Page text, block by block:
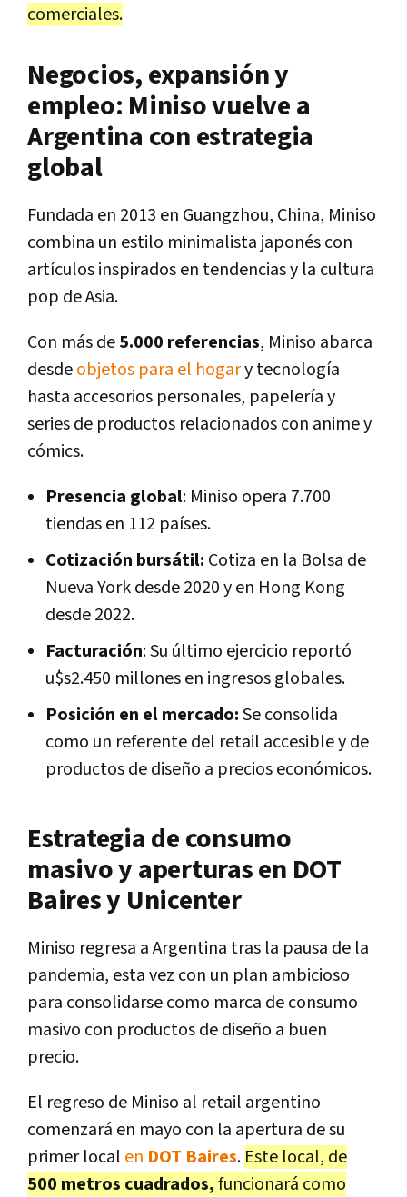
comerciales.
Negocios, expansión y
empleo: Miniso vuelve a
Argentina con estrategia
global
Fundada en 2013 en Guangzhou, China, Miniso
combina un estilo minimalista japonés con
artículos inspirados en tendencias y la cultura
pop de Asia.
Con más de5.000 referencias, Miniso abarca
desdeobjetos para el hogary tecnología
hasta accesorios personales, papelería y
series de productos relacionados con anime y
cómics.
Presencia global: Miniso opera 7.700
tiendas en 112 países.
Cotización bursátil: Cotiza en la Bolsa de
Nueva York desde 2020 y en Hong Kong
desde 2022.
Facturación: Su último ejercicio reportó
u$s2.450 millones en ingresos globales.
Posición en el mercado:Se consolida
como un referente del retail accesible y de
productos de diseño a precios económicos.
Estrategia de consumo
masivo y aperturas en DOT
Baires y Unicenter
Miniso regresa a Argentina tras la pausa de la
pandemia, esta vez con un plan ambicioso
para consolidarse como marca de consumo
masivo con productos de diseño a buen
precio.
El regreso de Miniso al retail argentino
comenzará en mayo con la apertura de su
primer local en DOT Baires. Este local, de
500 metros cuadrados,funcionará como